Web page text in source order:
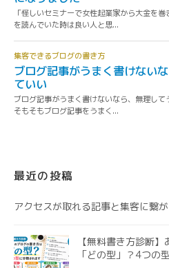
最近の投稿
アクセスが取れる記事と集客に繋
【無料書き方診断
「どの型」？4つの